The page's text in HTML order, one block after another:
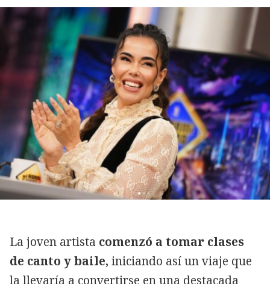
La joven artista comenzó a tomar clases
de canto y baile, iniciando así un viaje que
la llevaría a convertirse en una destacada